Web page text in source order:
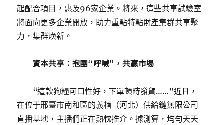
起配合項目，惠及96家企業。將來，這些共享試驗室
將面向更多企業開放，助力重點特點財產集群共享聚
力，集群煥新。
資本共享：抱團“呼喊”，共贏市場
“這款狗糧可口性好，下單頓時發貨……”近日，
在位于邢臺市南和區的義楠（河北）供給鏈無限公司
直播基地，主播們正在熱忱推介。據測算，均勻天天